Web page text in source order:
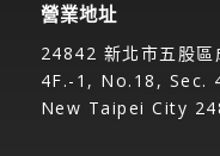
營業地址
24842 新北市五股區
4F.-1, No.18, Sec.
New Taipei City